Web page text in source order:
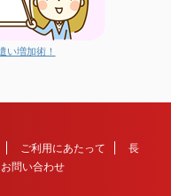
い増加術！
ご利用にあたって
長
お問い合わせ